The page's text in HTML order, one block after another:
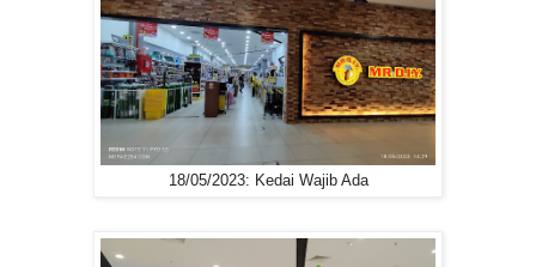
18/05/2023: Kedai Wajib Ada